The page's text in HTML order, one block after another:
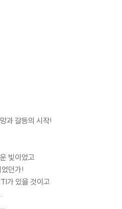
과 갈등의 시작!
빛이었고
던가!
가 있을 것이고